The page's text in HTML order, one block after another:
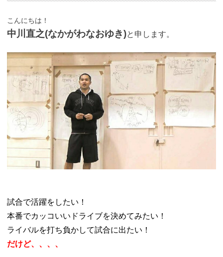
こんにちは！
中川直之(なかがわなおゆき)と申します。
試合で活躍をしたい！
本番でカッコいいドライブを決めてみたい！
ライバルを打ち負かして試合に出たい！
だけど、、、、